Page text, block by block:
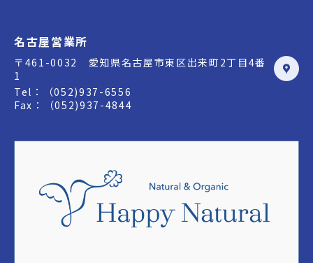
名古屋営業所
〒461-0032 愛知県名古屋市東区出来町2丁目4番
1
Tel：（052)937-6556
Fax：（052)937-4844